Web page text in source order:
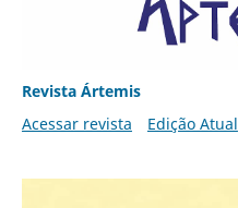
Revista Ártemis
Acessar revista
Edição Atual